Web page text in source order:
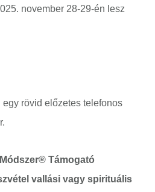
november 28-29-én lesz
rövid előzetes telefonos
Támogató
vallási vagy spirituális